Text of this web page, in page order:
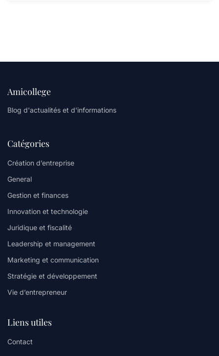
Amicollege
Blog d'actualités et d'informations
Catégories
Création d’entreprise
General
Gestion et finances
Innovation et technologie
Juridique et fiscalité
Leadership et management
Marketing et communication
Stratégie et développement
Vie d’entrepreneur
Liens utiles
Contact